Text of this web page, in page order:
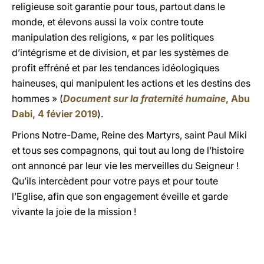
religieuse soit garantie pour tous, partout dans le
monde, et élevons aussi la voix contre toute
manipulation des religions, « par les politiques
d’intégrisme et de division, et par les systèmes de
profit effréné et par les tendances idéologiques
haineuses, qui manipulent les actions et les destins des
hommes » (Document sur la fraternité humaine, Abu
Dabi, 4 févier 2019).
Prions Notre-Dame, Reine des Martyrs, saint Paul Miki
et tous ses compagnons, qui tout au long de l’histoire
ont annoncé par leur vie les merveilles du Seigneur !
Qu’ils intercèdent pour votre pays et pour toute
l’Eglise, afin que son engagement éveille et garde
vivante la joie de la mission !